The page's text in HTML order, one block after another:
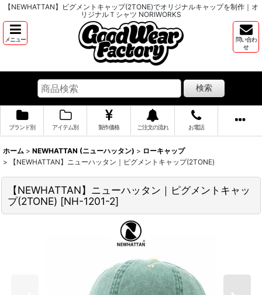
【NEWHATTAN】ピグメントキャップ(2TONE)でオリジナルキャップを制作｜オ
リジナルＴシャツ NORIWORKS
メニュー
問い合わ
せ
検索
ブランド別 アイテム別 製作価格 ご注文の流れ お電話
ホーム > NEWHATTAN (ニューハッタン) > ローキャップ
>
【NEWHATTAN】ニューハッタン｜ピグメントキャップ(2TONE)
【NEWHATTAN】ニューハッタン｜ピグメントキャッ
プ(2TONE) [NH-1201-2]